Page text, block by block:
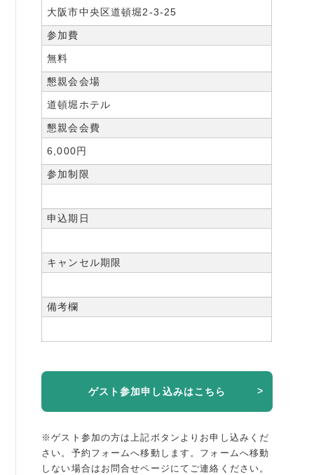
大阪市中央区道頓堀2-3-25
参加費
無料
懇親会会場
道頓堀ホテル
懇親会会費
6,000円
参加制限
申込期日
キャンセル期限
備考欄
ゲスト参加申し込みはこちら
※ゲスト参加の方は上記ボタンよりお申し込みくだ
さい。予約フォームへ移動します。 フォームへ移動
しない場合はお問合せページにてご連絡ください。